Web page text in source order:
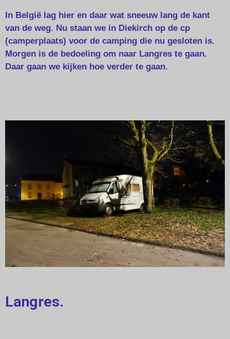
In België lag hier en daar wat sneeuw lang de kant
van de weg. Nu staan we in Diekirch op de cp
(camperplaats) voor de camping die nu gesloten is.
Morgen is de bedoeling om naar Langres te gaan.
Daar gaan we kijken hoe verder te gaan.
Langres.